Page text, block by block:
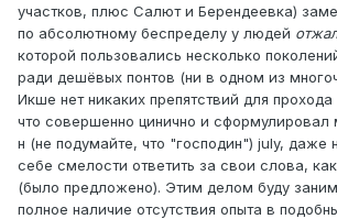
участков, плюс Салют и Берендеевка)
по абсолютному беспределу у людей
которой пользовались несколько
ради дешёвых понтов (ни в одном из
Икше нет никаких препятствий для
что совершенно цинично и
н (не подумайте, что "господин") july,
себе смелости ответить за свои слова,
(было предложено). Этим делом буду
полное наличие отсутствия опыта в